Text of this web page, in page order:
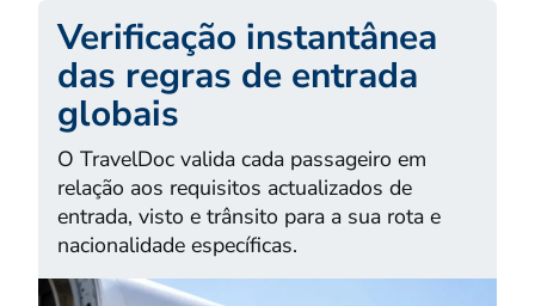
Verificação instantânea
das regras de entrada
globais
O TravelDoc valida cada passageiro em
relação aos requisitos actualizados de
entrada, visto e trânsito para a sua rota e
nacionalidade específicas.